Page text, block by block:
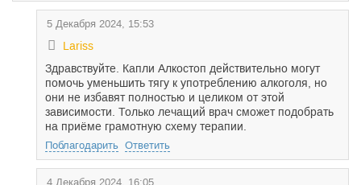
5 Декабря 2024, 15:53
Lariss
Здравствуйте. Капли Алкостоп действительно могут
помочь уменьшить тягу к употреблению алкоголя, но
они не избавят полностью и целиком от этой
зависимости. Только лечащий врач сможет подобрать
на приёме грамотную схему терапии.
Поблагодарить Ответить
4 Декабря 2024, 16:05